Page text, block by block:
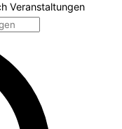
Veranstaltungen